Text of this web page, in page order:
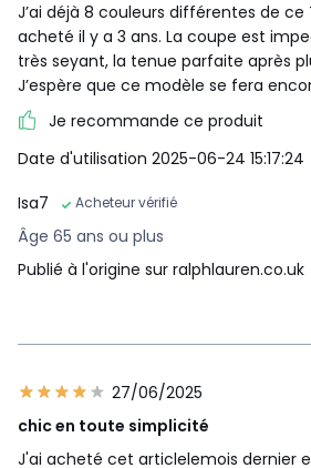
J’ai déjà 8 couleurs différentes de ce
acheté il y a 3 ans. La coupe est
très seyant, la tenue parfaite après
J’espère que ce modèle se fera
Je recommande ce produit
Date d'utilisation 2025-06-24 15:17:24
Isa7
Acheteur vérifié
Âge 65 ans ou plus
Publié à l'origine sur ralphlauren.co.uk
27/06/2025
chic en toute simplicité
J'ai acheté cet articlelemois dernier